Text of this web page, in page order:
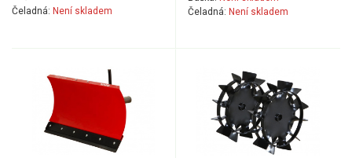
Čeladná: Není skladem
Čeladná: Není skladem